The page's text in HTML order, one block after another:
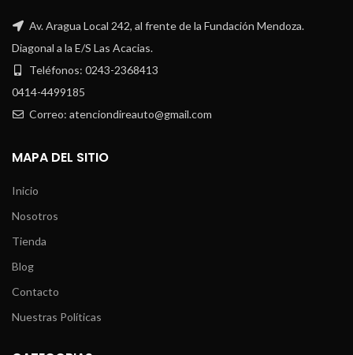
Av. Aragua Local 242, al frente de la Fundación Mendoza.
Diagonal a la E/S Las Acacias.
Teléfonos: 0243-2368413
0414-4499185
Correo: atenciondireauto@gmail.com
MAPA DEL SITIO
Inicio
Nosotros
Tienda
Blog
Contacto
Nuestras Políticas